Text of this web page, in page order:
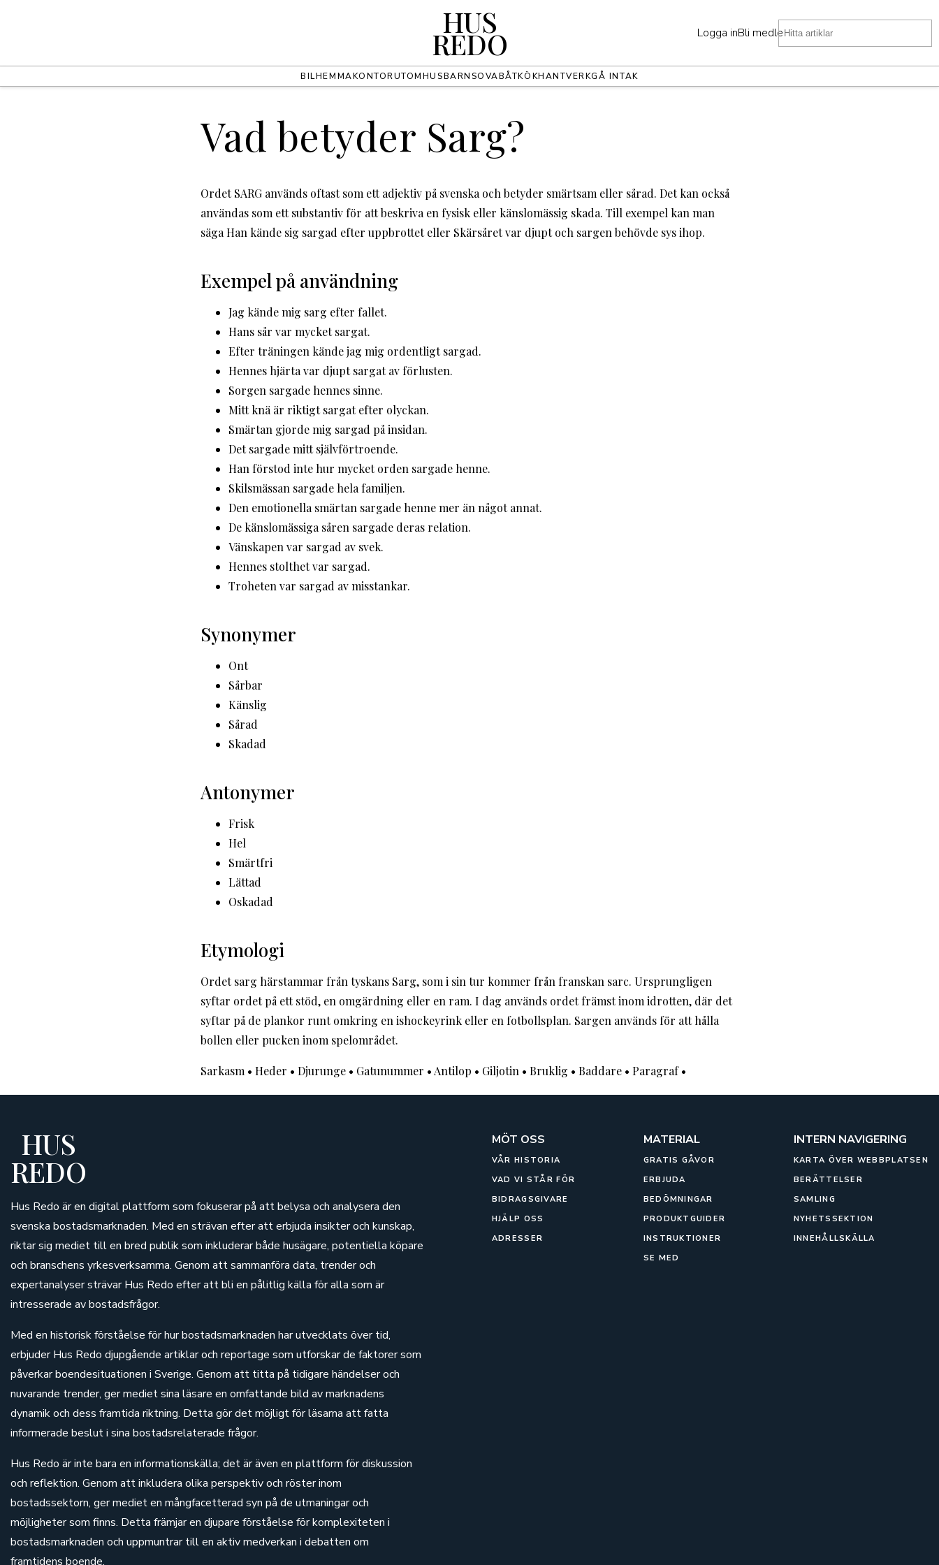
HUS
REDO Logga inBli medlem
BILHEMMAKONTORUTOMHUSBARNSOVABÅTKÖKHANTVERKGÅ INTAK
Vad betyder Sarg?
Ordet SARG används oftast som ett adjektiv på svenska och betyder smärtsam eller sårad. Det kan också
användas som ett substantiv för att beskriva en fysisk eller känslomässig skada. Till exempel kan man
säga Han kände sig sargad efter uppbrottet eller Skärsåret var djupt och sargen behövde sys ihop.
Exempel på användning
Jag kände mig sarg efter fallet.
Hans sår var mycket sargat.
Efter träningen kände jag mig ordentligt sargad.
Hennes hjärta var djupt sargat av förlusten.
Sorgen sargade hennes sinne.
Mitt knä är riktigt sargat efter olyckan.
Smärtan gjorde mig sargad på insidan.
Det sargade mitt självförtroende.
Han förstod inte hur mycket orden sargade henne.
Skilsmässan sargade hela familjen.
Den emotionella smärtan sargade henne mer än något annat.
De känslomässiga såren sargade deras relation.
Vänskapen var sargad av svek.
Hennes stolthet var sargad.
Troheten var sargad av misstankar.
Synonymer
Ont
Sårbar
Känslig
Sårad
Skadad
Antonymer
Frisk
Hel
Smärtfri
Lättad
Oskadad
Etymologi
Ordet sarg härstammar från tyskans Sarg, som i sin tur kommer från franskan sarc. Ursprungligen
syftar ordet på ett stöd, en omgärdning eller en ram. I dag används ordet främst inom idrotten, där det
syftar på de plankor runt omkring en ishockeyrink eller en fotbollsplan. Sargen används för att hålla
bollen eller pucken inom spelområdet.
Sarkasm • Heder • Djurunge • Gatunummer • Antilop • Giljotin • Bruklig • Baddare • Paragraf•
HUS
REDO
Hus Redo är en digital plattform som fokuserar på att belysa och analysera den
svenska bostadsmarknaden. Med en strävan efter att erbjuda insikter och kunskap,
riktar sig mediet till en bred publik som inkluderar både husägare, potentiella köpare
och branschens yrkesverksamma. Genom att sammanföra data, trender och
expertanalyser strävar Hus Redo efter att bli en pålitlig källa för alla som är
intresserade av bostadsfrågor.
Med en historisk förståelse för hur bostadsmarknaden har utvecklats över tid,
erbjuder Hus Redo djupgående artiklar och reportage som utforskar de faktorer som
påverkar boendesituationen i Sverige. Genom att titta på tidigare händelser och
nuvarande trender, ger mediet sina läsare en omfattande bild av marknadens
dynamik och dess framtida riktning. Detta gör det möjligt för läsarna att fatta
informerade beslut i sina bostadsrelaterade frågor.
Hus Redo är inte bara en informationskälla; det är även en plattform för diskussion
och reflektion. Genom att inkludera olika perspektiv och röster inom
bostadssektorn, ger mediet en mångfacetterad syn på de utmaningar och
möjligheter som finns. Detta främjar en djupare förståelse för komplexiteten i
bostadsmarknaden och uppmuntrar till en aktiv medverkan i debatten om
framtidens boende.
MÖT OSS
VÅR HISTORIA
VAD VI STÅR FÖR
BIDRAGSGIVARE
HJÄLP OSS
ADRESSER
MATERIAL
GRATIS GÅVOR
ERBJUDA
BEDÖMNINGAR
PRODUKTGUIDER
INSTRUKTIONER
SE MED
INTERN NAVIGERING
KARTA ÖVER WEBBPLATSEN
BERÄTTELSER
SAMLING
NYHETSSEKTION
INNEHÅLLSKÄLLA